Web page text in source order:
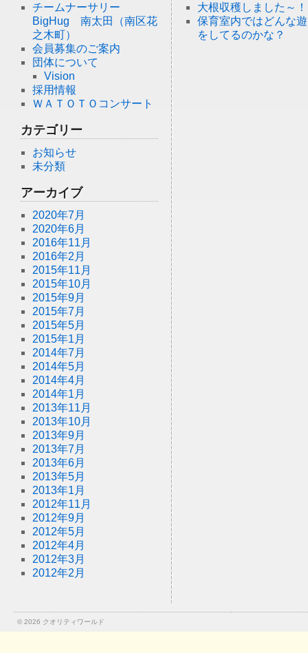
チームナーサリー
BigHug 南太田（南区花
之木町）
会員募集のご案内
団体について
Vision
採用情報
ＷＡＴＯＴＯコンサート
カテゴリー
お知らせ
未分類
アーカイブ
2020年7月
2020年6月
2016年11月
2016年2月
2015年11月
2015年10月
2015年9月
2015年7月
2015年5月
2015年1月
2014年7月
2014年5月
2014年4月
2014年1月
2013年11月
2013年10月
2013年9月
2013年7月
2013年6月
2013年5月
2013年1月
2012年11月
2012年9月
2012年5月
2012年4月
2012年3月
2012年2月
大根収穫しました～
保育室内ではどんな
をしてるのかな？
© 2026 クオリティワールド